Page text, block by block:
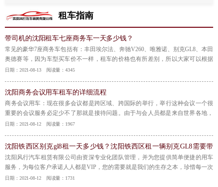
租车指南
带司机的沈阳租车七座商务车一天多少钱？
常见的豪华7座商务车包括有：丰田埃尔法、奔驰V260、唯雅诺、别克GL8、本田
奥德赛等，因为车型买车价不一样，租车的价格也有所差别，所以大家可以根据
自己需求，进行车型选择，以免造成不必要的额外租金支出；
日期：2021-08-13 阅读量：4345
沈阳商务会议用车租车的详细流程
​商务会议用车：现在很多会议都是跨区域、跨国际的举行，举行这种会议一个很
重要的会议服务必定少不了那就是接待问题。由于与会人员都是来自世界各地，
你作为会议的主办方必定要尽到地主之谊，上城区商务会议用车，这就不免少不
细阅读下面文中讲到 商务会议用车的一起来看看吧【详情】
日期：2021-08-12 阅读量：1967
沈阳铁西区别克gl8租一天多少钱？沈阳铁西区租一辆别克GL8需要带
司机一天要多少钱，
​沈阳风行汽车租赁有限公司由资深专业化团队管理，并为您提供简单便捷的用车
服务，为每位客户承诺人人都是VIP，您的需要就是我们的生存之本，珍惜每一次
为您服务的机会，达到您的满意，而您的满意就是我们追求的目标。
日期：2021-08-12 阅读量：1731